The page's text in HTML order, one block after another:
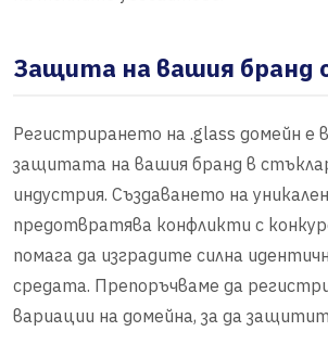
Защита на вашия бранд
Регистрирането на .glass домейн е
защитата на вашия бранд в
индустрия. Създаването на
предотвратява конфликти с
помага да изградите силна
средата. Препоръчваме да
вариации на домейна, за да